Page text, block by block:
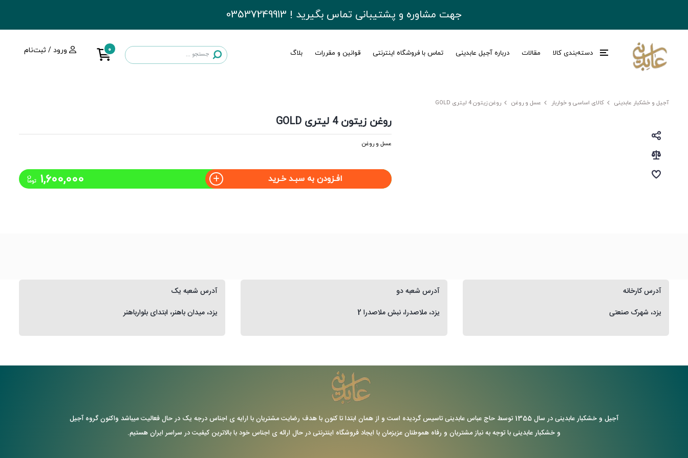
جهت مشاوره و پشتیبانی تماس بگیرید ! 03537249913
ورود / ثبت‌نام 0 دسته‌بندی کالا مقالات درباره آجیل عابدینی تماس با فروشگاه اینترنتی قوانین و مقررات بلاگ
آجیل و خشکبار عابدینی کالای اساسی و خواربار عسل و روغن روغن زیتون 4 لیتری GOLD
روغن زیتون 4 لیتری GOLD
عسل و روغن
افـزودن به سبـد خـرید 1,600,000 توما
ن
آدرس شعبه یک
یزد، میدان باهنر، ابتدای بلوارباهنر
آدرس شعبه دو
یزد، ملاصدرا، نبش ملاصدرا 2
آدرس کارخانه
یزد، شهرک صنعتی
آجیل و خشکبار عابدینی در سال 1355 توسط حاج عباس عابدینی تاسیس گردیده است و از همان ابتدا تا کنون با هدف رضایت مشتریان با ارایه ی اجناس درجه یک در حال فعالیت میباشد واکنون گروه آجیل
و خشکبار عابدینی با توجه به نیاز مشتریان و رفاه هموطنان عزیزمان با ایجاد فروشگاه اینترنتی در حال ارائه ی اجناس خود با بالاترین کیفیت در سراسر ایران هستیم.